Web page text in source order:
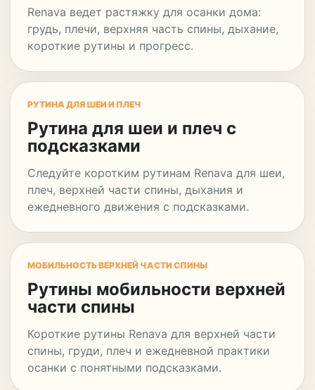
Renava ведет растяжку для осанки дома:
грудь, плечи, верхняя часть спины, дыхание,
короткие рутины и прогресс.
РУТИНА ДЛЯ ШЕИ И ПЛЕЧ
Рутина для шеи и плеч с
подсказками
Следуйте коротким рутинам Renava для шеи,
плеч, верхней части спины, дыхания и
ежедневного движения с подсказками.
МОБИЛЬНОСТЬ ВЕРХНЕЙ ЧАСТИ СПИНЫ
Рутины мобильности верхней
части спины
Короткие рутины Renava для верхней части
спины, груди, плеч и ежедневной практики
осанки с понятными подсказками.